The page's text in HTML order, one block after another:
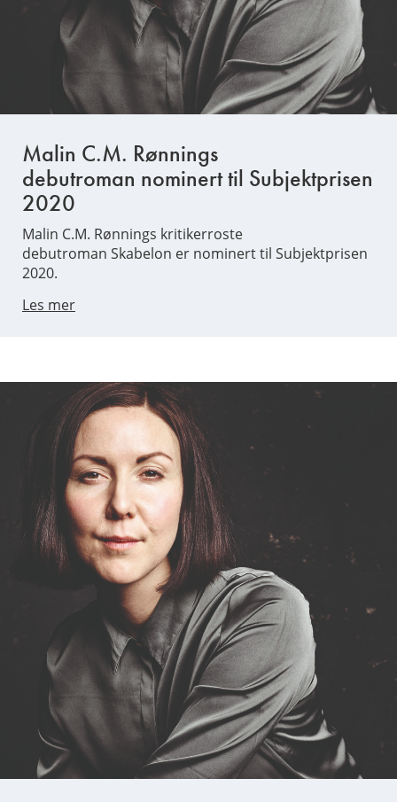
Malin C.M. Rønnings
debutroman nominert til Subjektprisen
2020
Malin C.M. Rønnings kritikerroste
debutroman Skabelon er nominert til Subjektprisen
2020.
Les mer